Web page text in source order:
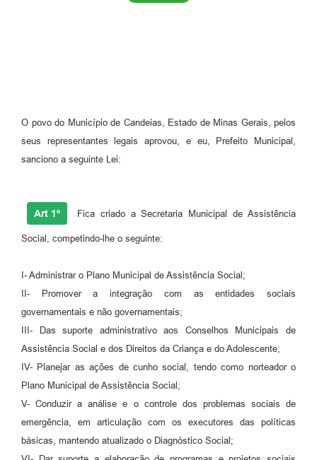
Publicações
Creche Municipal
Farmácia Municipal
REMUME
Orientações COVID-19
Contratos
Legislação
Editais
O povo do Município de Candeias, Estado de Minas Gerais, pelos
seus representantes legais aprovou, e eu, Prefeito Municipal,
sanciono a seguinte Lei:
Art 1º Fica criado a Secretaria Municipal de Assistência
Social, competindo-lhe o seguinte:
I- Administrar o Plano Municipal de Assistência Social;
II- Promover a integração com as entidades sociais
governamentais e não governamentais;
III- Das suporte administrativo aos Conselhos Municipais de
Assistência Social e dos Direitos da Criança e do Adolescente;
IV- Planejar as ações de cunho social, tendo como norteador o
Plano Municipal de Assistência Social;
V- Conduzir a análise e o controle dos problemas sociais de
emergência, em articulação com os executores das políticas
básicas, mantendo atualizado o Diagnóstico Social;